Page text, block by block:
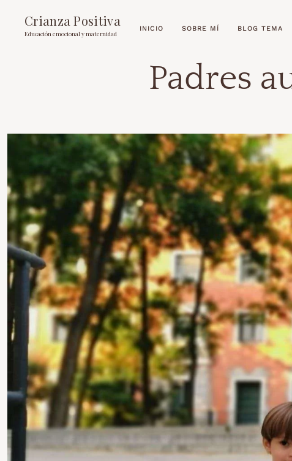
Crianza Positiva
Educación emocional y maternidad
INICIO SOBRE MÍ BLOG TEMA
Padres